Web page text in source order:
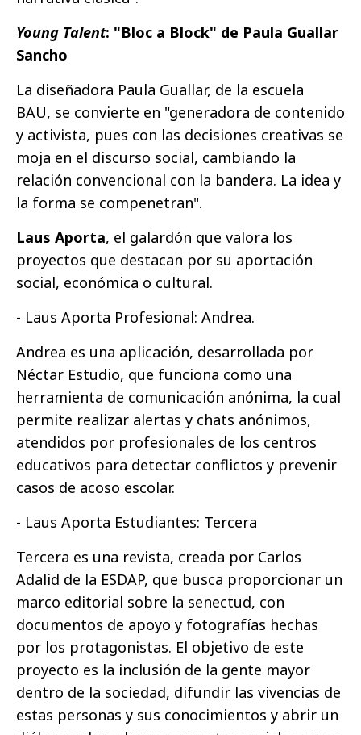
Young Talent: "Bloc a Block" de Paula Guallar
Sancho
La diseñadora Paula Guallar, de la escuela
BAU, se convierte en "generadora de contenido
y activista, pues con las decisiones creativas se
moja en el discurso social, cambiando la
relación convencional con la bandera. La idea y
la forma se compenetran".
Laus Aporta, el galardón que valora los
proyectos que destacan por su aportación
social, económica o cultural.
- Laus Aporta Profesional: Andrea.
Andrea es una aplicación, desarrollada por
Néctar Estudio, que funciona como una
herramienta de comunicación anónima, la cual
permite realizar alertas y chats anónimos,
atendidos por profesionales de los centros
educativos para detectar conflictos y prevenir
casos de acoso escolar.
- Laus Aporta Estudiantes: Tercera
Tercera es una revista, creada por Carlos
Adalid de la ESDAP, que busca proporcionar un
marco editorial sobre la senectud, con
documentos de apoyo y fotografías hechas
por los protagonistas. El objetivo de este
proyecto es la inclusión de la gente mayor
dentro de la sociedad, difundir las vivencias de
estas personas y sus conocimientos y abrir un